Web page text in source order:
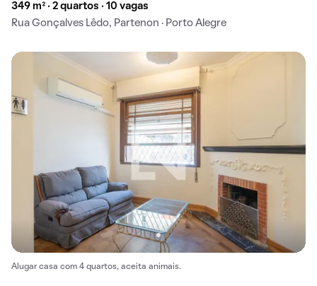
349 m² · 2 quartos · 10 vagas
Rua Gonçalves Lêdo, Partenon · Porto Alegre
Alugar casa com 4 quartos, aceita animais.